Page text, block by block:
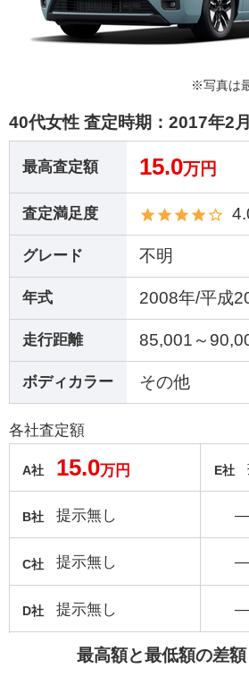
※写真は
40代女性 査定時期： 2017年2月
最高査定額 15.0万円
査定満足度
グレード 不明
年式 2008年/平成
走行距離 85,001～
ボディカラー その他
各社査定額
A社 15.0万円
B社 提示無し
C社 提示無し
D社 提示無し
E社
―
―
―
最高額と最低額の差額